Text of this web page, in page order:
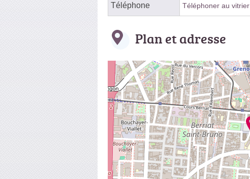
Téléphone Téléphoner au vitrier
Plan et adresse